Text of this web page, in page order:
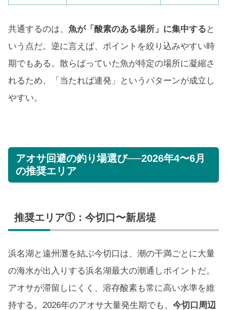
共通するのは、 魚が「酸素のある場所」に集中する と
いう点だ。逆に言えば、ポイントを絞り込みやすい時
期でもある。散らばっていた魚が特定の場所に凝縮さ
れるため、「当たれば連発」というパターンが成立し
やすい。
アオサ回避の釣り場選び──2026年4〜6月
の推奨エリア
推奨エリア①：今切口〜新居堤
浜名湖と遠州灘を結ぶ今切口は、潮の干満ごとに大量
の海水が出入りする浜名湖最大の潮通しポイントだ。
アオサが滞留しにくく、溶存酸素も常に高い水準を維
持する。2026年のアオサ大量発生期でも、 今切口周辺